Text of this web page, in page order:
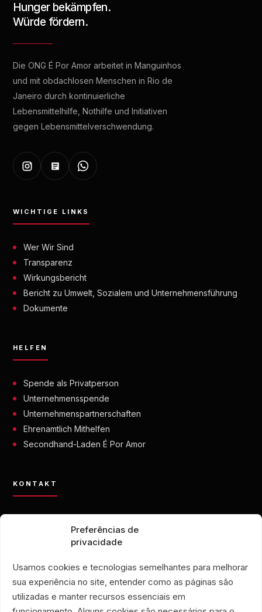
Preferências de
privacidade
Usamos cookies e tecnologias semelhantes para melhorar
sua experiência no site, entender como as páginas são
utilizadas e manter recursos essenciais em
Hunger bekämpfen.
Würde fördern.
Die ONG É Por Amor arbeitet in Manguinhos
und mit obdachlosen Menschen in Rio de
Janeiro durch kontinuierliche
Lebensmittelhilfe, Nothilfe und Initiativen
gegen Lebensmittelverschwendung.
WICHTIGE LINKS
Wer Wir Sind
Transparenz
Wirkungsbericht
Bericht zu Umwelt, Sozialem und Unternehmensführung
Dokumente
HELFEN
Spende als Privatperson
Unternehmensspende
Unternehmenspartnerschaften
Ehrenamtlich Mithelfen
Secondhand-Laden É Por Amor
KONTAKT
+55 21 99028-9090
ONG É POR AMOR
Manguinhos • Rio de Janeiro, Brasilien
SECONDHAND-LADEN É POR AMOR